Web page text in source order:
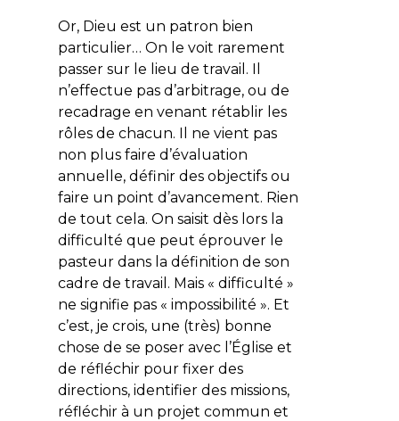
Or, Dieu est un patron bien
particulier… On le voit rarement
passer sur le lieu de travail. Il
n’effectue pas d’arbitrage, ou de
recadrage en venant rétablir les
rôles de chacun. Il ne vient pas
non plus faire d’évaluation
annuelle, définir des objectifs ou
faire un point d’avancement. Rien
de tout cela. On saisit dès lors la
difficulté que peut éprouver le
pasteur dans la définition de son
cadre de travail. Mais « difficulté »
ne signifie pas « impossibilité ». Et
c’est, je crois, une (très) bonne
chose de se poser avec l’Église et
de réfléchir pour fixer des
directions, identifier des missions,
réfléchir à un projet commun et